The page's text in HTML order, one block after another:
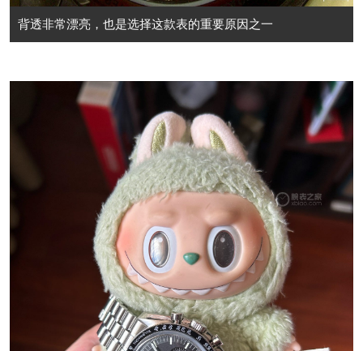
背透非常漂亮，也是选择这款表的重要原因之一